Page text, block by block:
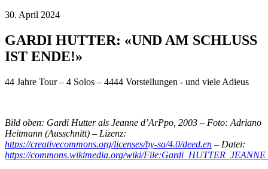
30. April 2024
GARDI HUTTER: «UND AM SCHLUSS
IST ENDE!»
44 Jahre Tour – 4 Solos – 4444 Vorstellungen - und viele Adieus
Bild oben: Gardi Hutter als Jeanne d’ArPpo, 2003 – Foto: Adriano
Heitmann (Ausschnitt) – Lizenz:
https://creativecommons.org/licenses/by-sa/4.0/deed.en – Datei:
https://commons.wikimedia.org/wiki/